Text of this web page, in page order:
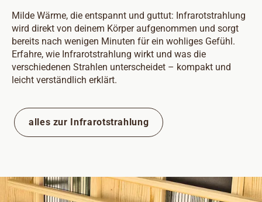
Milde Wärme, die entspannt und guttut: Infrarotstrahlung
wird direkt von deinem Körper aufgenommen und sorgt
bereits nach wenigen Minuten für ein wohliges Gefühl.
Erfahre, wie Infrarotstrahlung wirkt und was die
verschiedenen Strahlen unterscheidet – kompakt und
leicht verständlich erklärt.
alles zur Infrarotstrahlung